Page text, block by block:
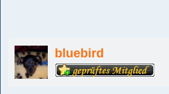
bluebird